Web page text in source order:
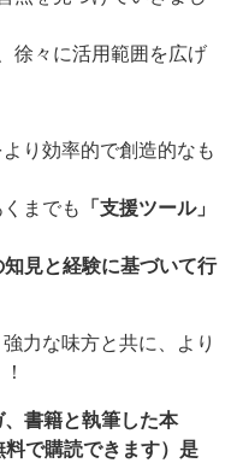
徐々に活用範囲を広げ
り効率的で創造的なも
までも
「支援ツール」
見と経験に基づいて行
力な味方と共に、より
書籍と執筆した本
で購読できます）是